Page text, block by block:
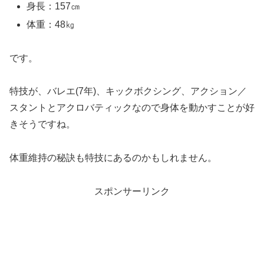
身長：157㎝
体重：48㎏
です。
特技が、バレエ(7年)、キックボクシング、アクション／
スタントとアクロバティックなので身体を動かすことが好
きそうですね。
体重維持の秘訣も特技にあるのかもしれません。
スポンサーリンク